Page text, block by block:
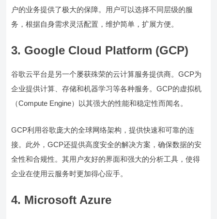
户的业务提供了极大的保障。用户可以选择不同层级的服
务，根据自身需求灵活配置，维护简单，扩展方便。
3. Google Cloud Platform (GCP)
谷歌云平台是另一个屡获殊荣的云计算服务提供商。GCP为
企业提供计算、存储和机器学习等各种服务。GCP的虚拟机
（Compute Engine）以其强大的性能和稳定性而闻名。
GCP利用谷歌庞大的全球网络架构，提供快速和可靠的连
接。此外，GCP还提供高度安全的解决方案，确保数据的安
全性和合规性。其用户友好的界面和强大的分析工具，使得
企业在使用云服务时更加得心应手。
4. Microsoft Azure